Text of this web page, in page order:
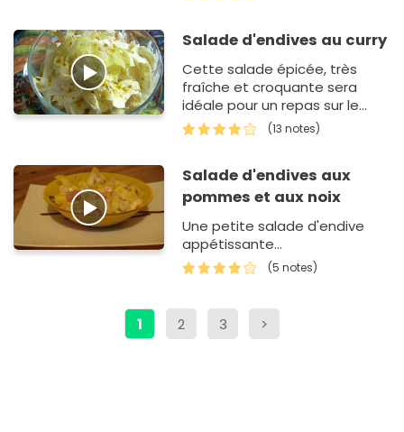
Salade d'endives au curry
Cette salade épicée, très
fraîche et croquante sera
idéale pour un repas sur le
pouce car elle se prépare en
10 min chrono !
(13 notes)
Salade d'endives aux
pommes et aux noix
Une petite salade d'endive
appétissante...
(5 notes)
1 2 3 >